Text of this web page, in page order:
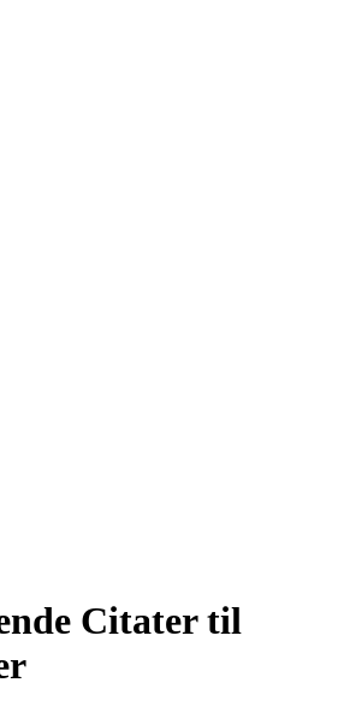
Citater til